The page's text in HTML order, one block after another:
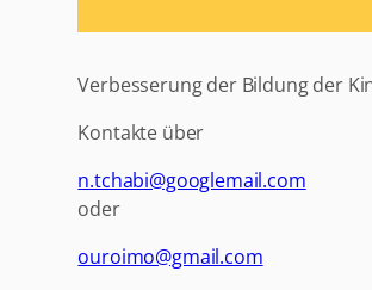
Verbesserung der Bildung der
Kontakte über
n.tchabi@googlemail.com
oder
ouroimo@gmail.com